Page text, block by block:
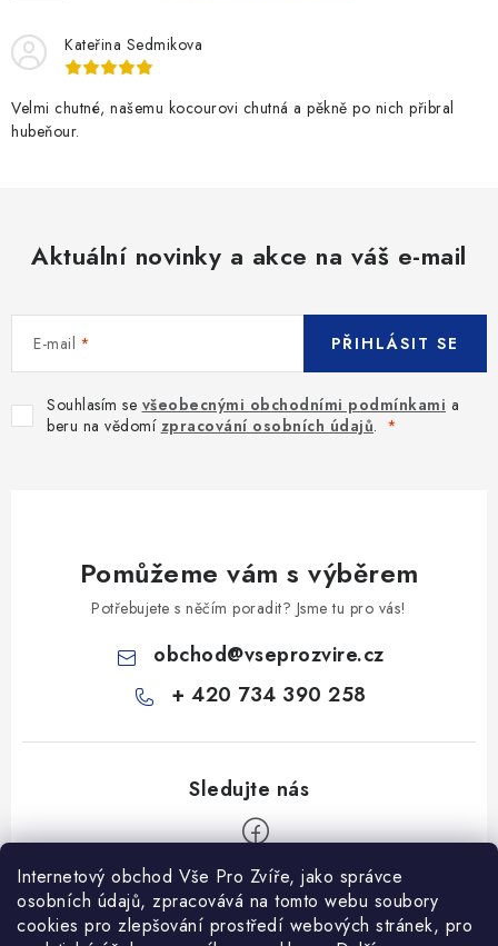
Internetový obchod Vše Pro Zvíře, jako správce
osobních údajů, zpracovává na tomto webu soubory
cookies pro zlepšování prostředí webových stránek, pro
Kateřina Sedmikova
Velmi chutné, našemu kocourovi chutná a pěkně po nich přibral
hubeňour.
Aktuální novinky a akce na váš e-mail
E-mail
Souhlasím se všeobecnými obchodními podmínkami a
beru na vědomí zpracování osobních údajů.
PŘIHLÁSIT SE
Pomůžeme vám s výběrem
Potřebujete s něčím poradit? Jsme tu pro vás!
obchod@vseprozvire.cz
+ 420 734 390 258